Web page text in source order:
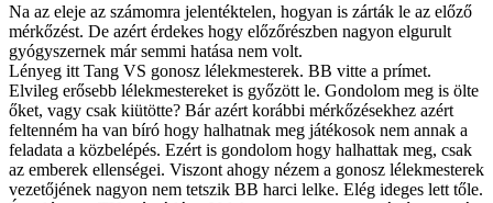
Na az eleje az számomra jelentéktelen, hogyan is zárták le az előző
mérkőzést. De azért érdekes hogy előzőrészben nagyon elgurult
gyógyszernek már semmi hatása nem volt.
Lényeg itt Tang VS gonosz lélekmesterek. BB vitte a prímet.
Elvileg erősebb lélekmestereket is győzött le. Gondolom meg is ölte
őket, vagy csak kiütötte? Bár azért korábbi mérkőzésekhez azért
feltenném ha van bíró hogy halhatnak meg játékosok nem annak a
feladata a közbelépés. Ezért is gondolom hogy halhattak meg, csak
az emberek ellenségei. Viszont ahogy nézem a gonosz lélekmesterek
vezetőjének nagyon nem tetszik BB harci lelke. Elég ideges lett tőle.